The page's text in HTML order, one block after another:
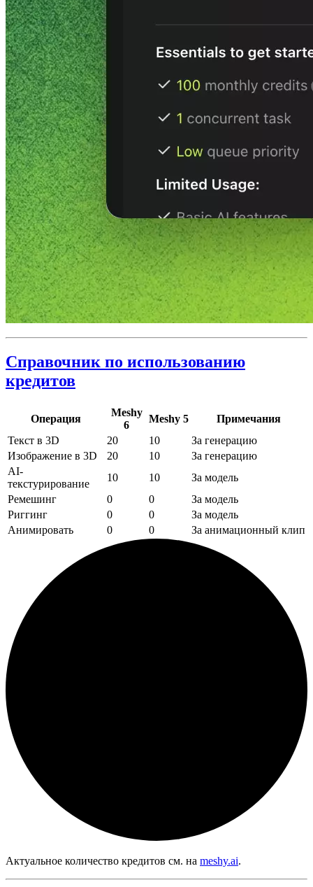
Справочник по использованию
кредитов
Операция
Meshy
6
Meshy 5
Примечания
Текст в 3D
20 10
За генерацию
Изображение в 3D
20 10
За генерацию
AI-
текстурирование
10 10
За модель
Ремешинг
0 0
За модель
Риггинг
0 0
За модель
Анимировать
0 0 За анимационный клип
Актуальное количество кредитов см. на meshy.ai.